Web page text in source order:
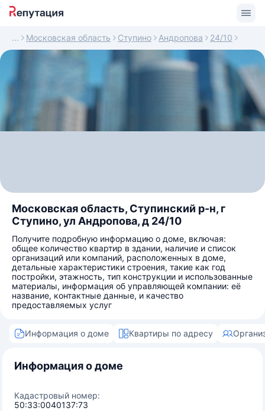
Московская область Ступино Андропова 24/10
Московская область, Ступинский р-н, г
Ступино, ул Андропова, д 24/10
Получите подробную информацию о доме, включая:
общее количество квартир в здании, наличие и список
организаций или компаний, расположенных в доме,
детальные характеристики строения, такие как год
постройки, этажность, тип конструкции и использованные
материалы, информация об управляющей компании: её
название, контактные данные, и качество
предоставляемых услуг
Информация о доме Квартиры по адресу
Информация о доме
Кадастровый номер:
50:33:0040137:73